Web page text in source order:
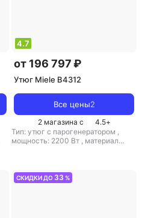
4.7
от 196 797 ₽
Утюг Miele B4312
Все цены2
2 магазина с 4.5+
Тип: утюг с парогенератором ,
мощность: 2200 Вт , материал
СКИДКИ ДО 33 %